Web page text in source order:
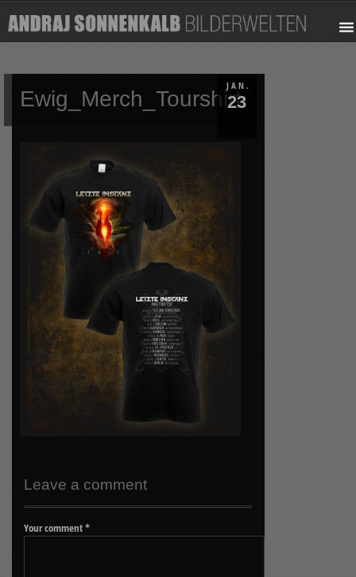
JAN.
23
Ewig_Merch_Tourshirt
Leave a comment
Your comment*